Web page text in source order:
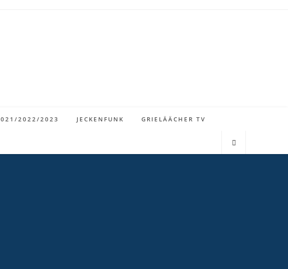
2022/2023 JECKENFUNK GRIELÄÄCHER TV